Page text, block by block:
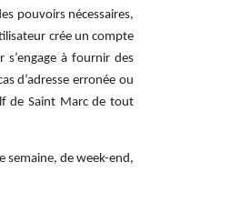
pouvoirs nécessaires,
crée un compte
à fournir des
d’adresse erronée ou
de Saint Marc de tout
semaine, de week-end,